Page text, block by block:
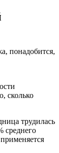
понадобится,
сколько
трудилась
среднего